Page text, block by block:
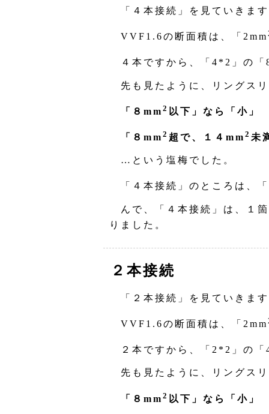
「４本接続」を見ていきま
VVF1.6の断面積は、「2mm
４本ですから、「4*2」の「
先も見たように、リングス
「８mm 2 以下」なら「小」
「８mm 2 超で、１４mm 2 未
…という塩梅でした。
「４本接続」のところは、
んで、「４本接続」は、１
りました。
２本接続
「２本接続」を見ていきま
VVF1.6の断面積は、「2mm
２本ですから、「2*2」の「
先も見たように、リングス
「８mm 2 以下」なら「小」